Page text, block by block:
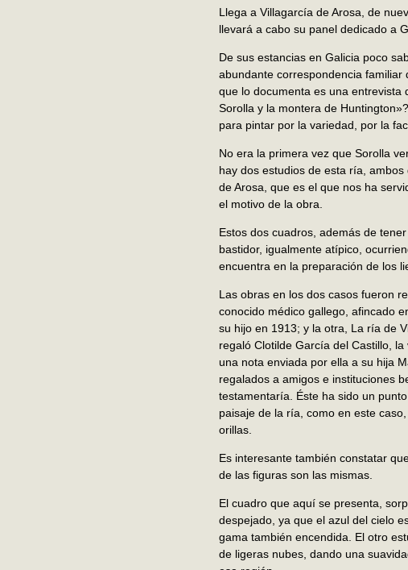
Llega a Villagarcía de Arosa, de
llevará a cabo su panel dedicado a
De sus estancias en Galicia poco
abundante correspondencia
que lo documenta es una entrevista
Sorolla y la montera de
para pintar por la variedad, por la
No era la primera vez que Sorolla
hay dos estudios de esta ría,
de Arosa, que es el que nos ha
el motivo de la obra.
Estos dos cuadros, además de
bastidor, igualmente atípico,
encuentra en la preparación de los
Las obras en los dos casos fueron
conocido médico gallego, afincado
su hijo en 1913; y la otra, La ría de
regaló Clotilde García del Castillo,
una nota enviada por ella a su hija
regalados a amigos e instituciones
testamentaría. Éste ha sido un
paisaje de la ría, como en este
orillas.
Es interesante también constatar
de las figuras son las mismas.
El cuadro que aquí se presenta,
despejado, ya que el azul del cielo
gama también encendida. El otro
de ligeras nubes, dando una